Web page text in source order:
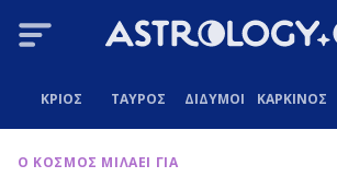
ΚΡΙΟΣ ΤΑΥΡΟΣ ΔΙΔΥΜΟΙ ΚΑΡΚΙΝΟΣ
Ο ΚΟΣΜΟΣ ΜΙΛΑΕΙ ΓΙΑ